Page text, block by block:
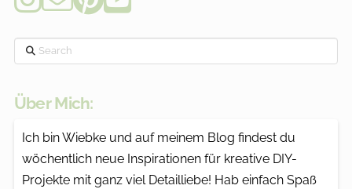
Search
Über Mich:
Ich bin Wiebke und auf meinem Blog findest du
wöchentlich neue Inspirationen für kreative DIY-
Projekte mit ganz viel Detailliebe! Hab einfach Spaß